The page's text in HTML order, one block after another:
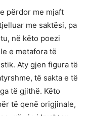
përdor me mjaft
me saktësi, pa
në këto poezi
e metafora të
Aty gjen figura të
të sakta e të
të gjithë. Këto
të qenë origjinale,